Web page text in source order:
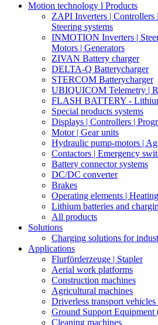
Motion technology l Products
ZAPI Inverters | Controllers
Steering systems
INMOTION Inverters |
Motors | Generators
ZIVAN Battery charger
DELTA-Q Batterycharger
STERCOM Batterycharger
UBIQUICOM Telemetry |
FLASH BATTERY -
Special products systems
Displays | Controllers |
Motor | Gear units
Hydraulic pump-motors |
Contactors | Emergency
Battery connector systems
DC/DC converter
Brakes
Operating elements |
Lithium batteries and
All products
Solutions
Charging solutions for
Applications
Flurförderzeuge | Stapler
Aerial work platforms
Construction machines
Agricultural machines
Driverless transport
Ground Support Equipment
Cleaning machines